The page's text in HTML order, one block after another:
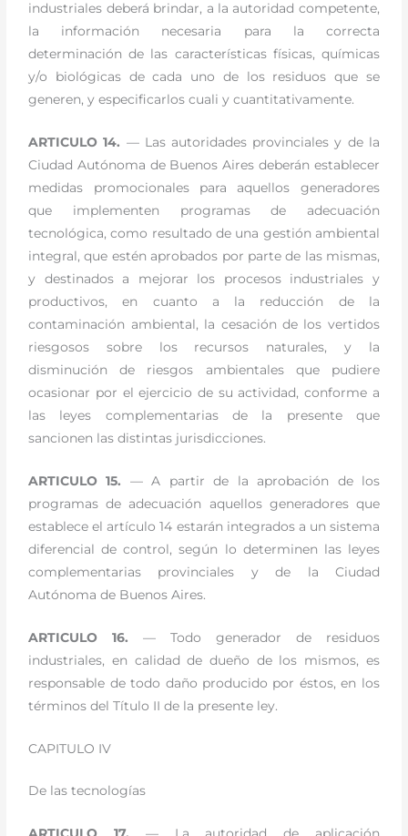
industriales deberá brindar, a la autoridad competente,
la información necesaria para la correcta
determinación de las características físicas, químicas
y/o biológicas de cada uno de los residuos que se
generen, y especificarlos cuali y cuantitativamente.
ARTICULO 14. — Las autoridades provinciales y de la
Ciudad Autónoma de Buenos Aires deberán establecer
medidas promocionales para aquellos generadores
que implementen programas de adecuación
tecnológica, como resultado de una gestión ambiental
integral, que estén aprobados por parte de las mismas,
y destinados a mejorar los procesos industriales y
productivos, en cuanto a la reducción de la
contaminación ambiental, la cesación de los vertidos
riesgosos sobre los recursos naturales, y la
disminución de riesgos ambientales que pudiere
ocasionar por el ejercicio de su actividad, conforme a
las leyes complementarias de la presente que
sancionen las distintas jurisdicciones.
ARTICULO 15. — A partir de la aprobación de los
programas de adecuación aquellos generadores que
establece el artículo 14 estarán integrados a un sistema
diferencial de control, según lo determinen las leyes
complementarias provinciales y de la Ciudad
Autónoma de Buenos Aires.
ARTICULO 16.— Todo generador de residuos
industriales, en calidad de dueño de los mismos, es
responsable de todo daño producido por éstos, en los
términos del Título II de la presente ley.
CAPITULO IV
De las tecnologías